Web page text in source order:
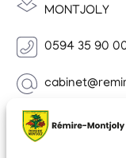
MONTJOLY
0594 35 90
Newsletter